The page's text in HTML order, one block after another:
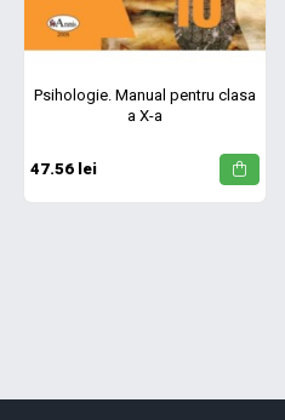
Psihologie. Manual pentru clasa
a X-a
47.56 lei